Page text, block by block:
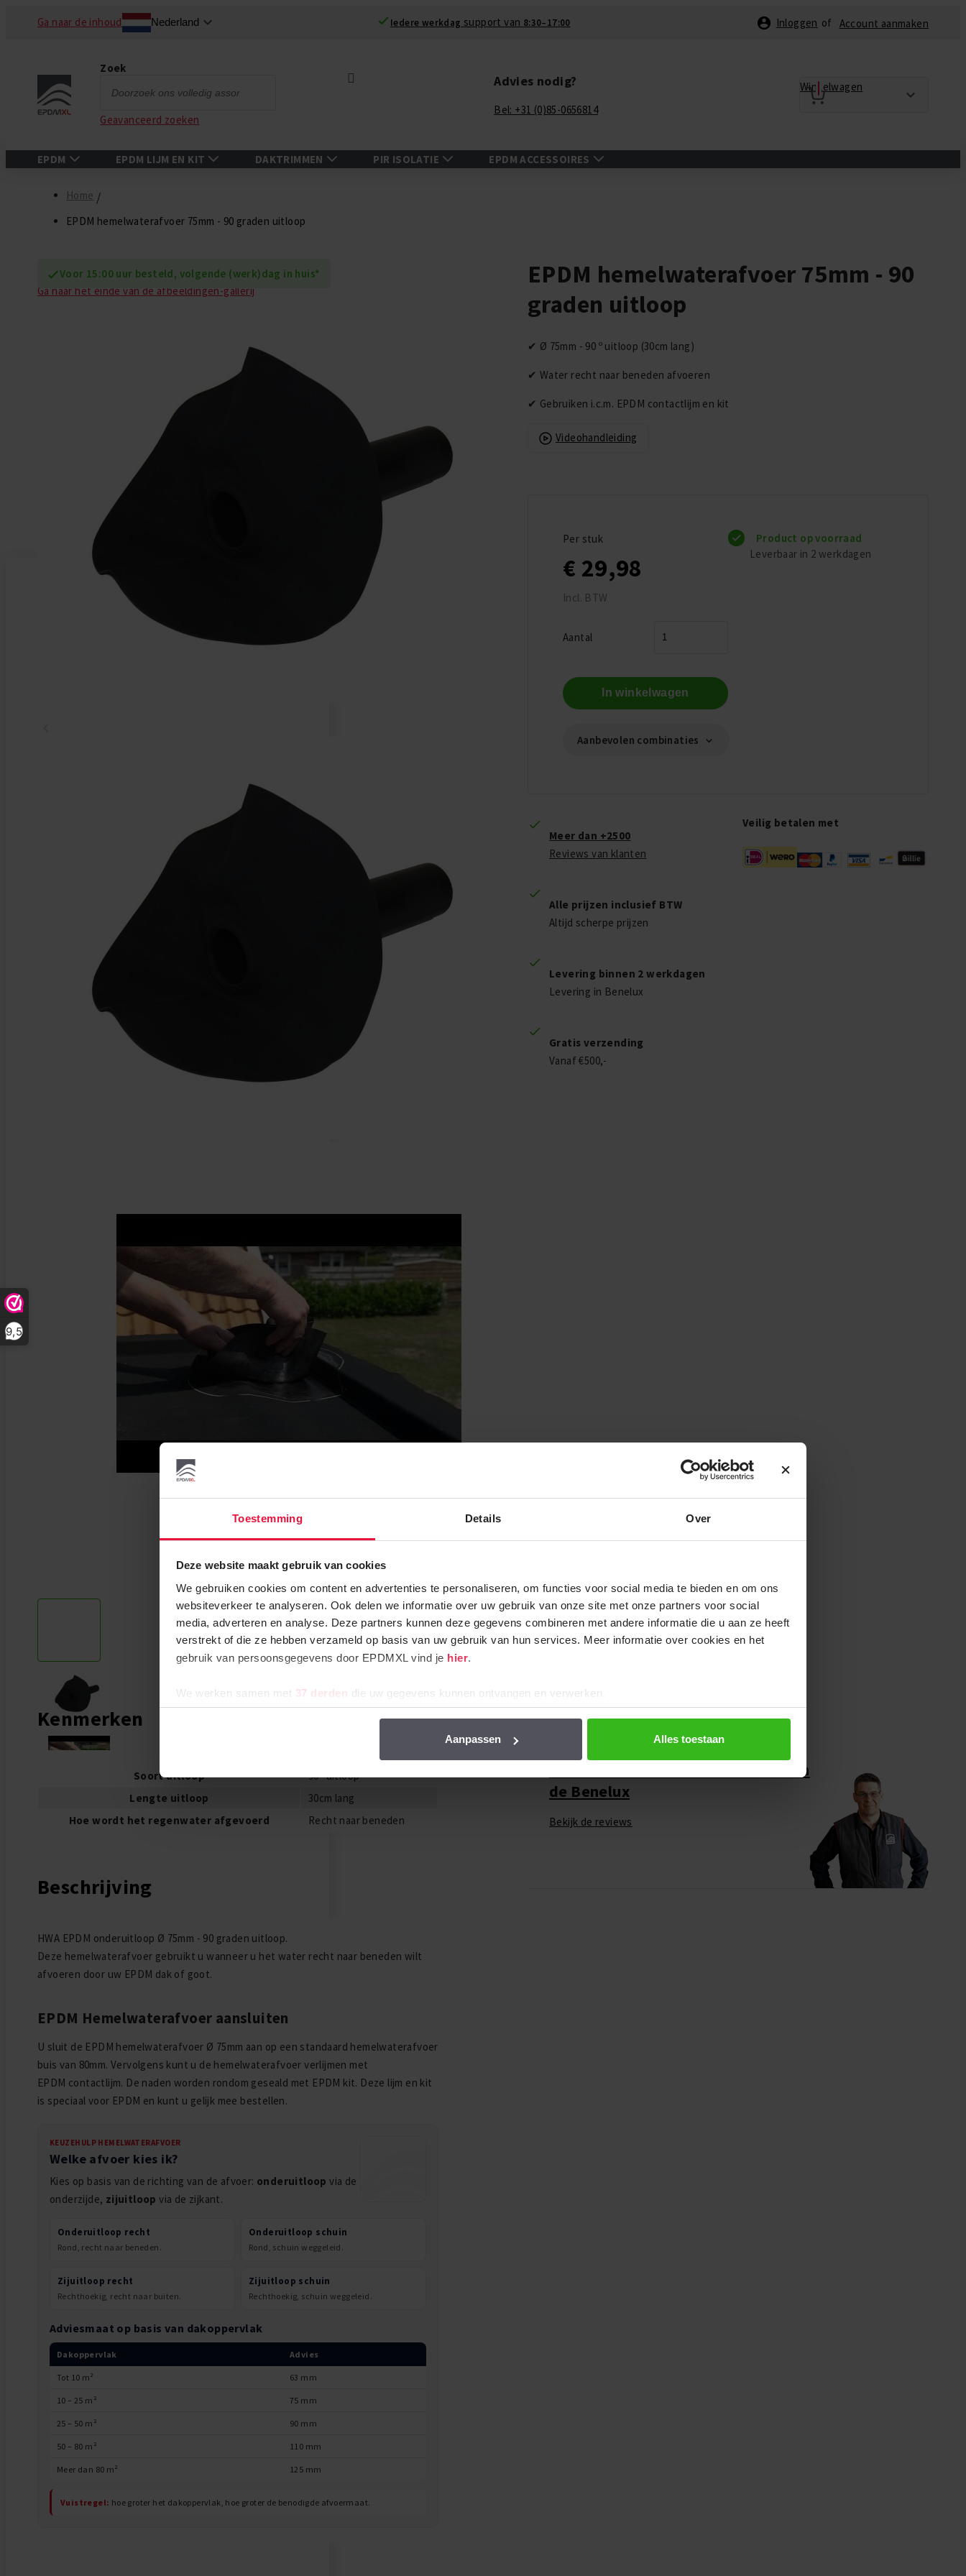
Toestemming Details Over
Deze website maakt gebruik van cookies
We gebruiken cookies om content en advertenties te personaliseren, om functies voor social media te bieden en om ons
websiteverkeer te analyseren. Ook delen we informatie over uw gebruik van onze site met onze partners voor social
media, adverteren en analyse. Deze partners kunnen deze gegevens combineren met andere informatie die u aan ze heeft
verstrekt of die ze hebben verzameld op basis van uw gebruik van hun services. Meer informatie over cookies en het
gebruik van persoonsgegevens door EPDMXL vind je hier.
We werken samen met 37 derden die uw gegevens kunnen ontvangen en verwerken.
Aanpassen Alles toestaan
9,5
Ga naar de inhoud Nederland Inloggen Account aanmaken
Iedere werkdag support van 8:30–17:00
Winkelwagen
Zoek
Geavanceerd zoeken
Advies nodig?
Bel: +31 (0)85-0656814
EPDM EPDM LIJM EN KIT DAKTRIMMEN PIR ISOLATIE EPDM ACCESSOIRES
Home
EPDM hemelwaterafvoer 75mm - 90 graden uitloop
Ga naar het einde van de afbeeldingen-gallerij
Ga naar het begin van de afbeeldingen-gallerij
Voor 15:00 uur besteld, volgende (werk)dag in huis*
EPDM hemelwaterafvoer 75mm - 90
graden uitloop
✔ Ø 75mm - 90 º uitloop (30cm lang)
✔ Water recht naar beneden afvoeren
✔ Gebruiken i.c.m. EPDM contactlijm en kit
Videohandleiding
Product op voorraad
Leverbaar in 2 werkdagen
Per stuk
€ 29,98
Incl. BTW
Aantal
In winkelwagen
Aanbevolen combinaties
Meer dan +2500
Reviews van klanten
Alle prijzen inclusief BTW
Altijd scherpe prijzen
Levering binnen 2 werkdagen
Levering in Benelux
Gratis verzending
Vanaf €500,-
Veilig betalen met
Kenmerken
Soort uitloop
90° uitloop
Lengte uitloop
30cm lang
Hoe wordt het regenwater afgevoerd
Recht naar beneden
Beschrijving
HWA EPDM onderuitloop Ø 75mm - 90 graden uitloop.
Deze hemelwaterafvoer gebruikt u wanneer u het water recht naar beneden wilt
afvoeren door uw EPDM dak of goot.
EPDM Hemelwaterafvoer aansluiten
U sluit de EPDM hemelwaterafvoer Ø 75mm aan op een standaard hemelwaterafvoer
buis van 80mm. Vervolgens kunt u de hemelwaterafvoer verlijmen met
EPDM contactlijm. De naden worden rondom geseald met EPDM kit. Deze lijm en kit
is speciaal voor EPDM en kunt u gelijk mee bestellen.
KEUZEHULP HEMELWATERAFVOER
Welke afvoer kies ik?
Kies op basis van de richting van de afvoer: onderuitloop via de
onderzijde, zijuitloop via de zijkant.
Onderuitloop recht
Rond, recht naar beneden.
Onderuitloop schuin
Rond, schuin weggeleid.
Zijuitloop recht
Rechthoekig, recht naar buiten.
Zijuitloop schuin
Rechthoekig, schuin weggeleid.
Adviesmaat op basis van dakoppervlak
Dakoppervlak Advies
Tot 10 m² 63 mm
10 – 25 m² 75 mm
25 – 50 m² 90 mm
50 – 80 m² 110 mm
Meer dan 80 m² 125 mm
Vuistregel: hoe groter het dakoppervlak, hoe groter de benodigde afvoermaat.
Meer dan 2500+ tevreden klanten in
de Benelux
Bekijk de reviews
Copyright © 2026